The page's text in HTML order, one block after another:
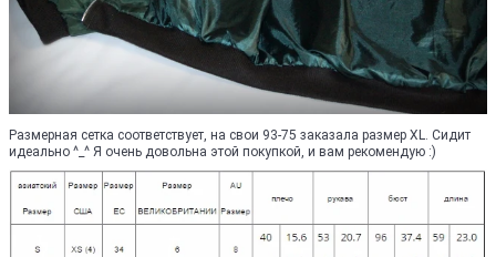
Размерная сетка соответствует, на свои 93-75 заказала размер XL. Сидит
идеально ^_^ Я очень довольна этой покупкой, и вам рекомендую :)